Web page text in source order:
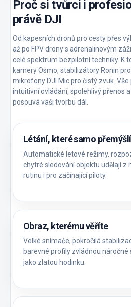
Proč si tvůrci i
právě DJI
Od kapesních dronů pro cesty přes
až po FPV drony s adrenalinovým
celé spektrum bezpilotní techniky. K
kamery Osmo, stabilizátory Ronin
mikrofony DJI Mic pro čistý zvuk.
intuitivní ovládání, spolehlivý přenos
posouvá vaši tvorbu dál.
Létání, které samo přemýšlí
Automatické letové režimy,
chytré sledování objektu udělají z
rutinu i pro začínající piloty.
Obraz, kterému věříte
Velké snímače, pokročilá
barevné profily zvládnou náročné
jako zlatou hodinku.